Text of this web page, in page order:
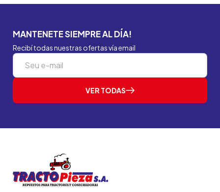
MANTENETE SIEMPRE AL DÍA!
Recibí todas nuestras ofertas vía email
VER TODAS